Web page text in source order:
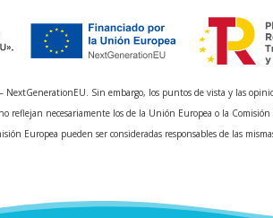
Sin embargo, los puntos de vista y las
reflejan necesariamente los de la Unión Europea o la
Europea pueden ser consideradas responsables de las